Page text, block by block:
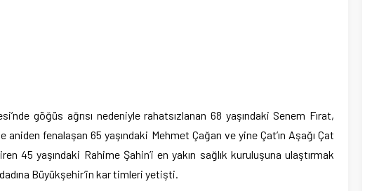
göğüs ağrısı nedeniyle rahatsızlanan 68 yaşındaki Senem Fırat,
aniden fenalaşan 65 yaşındaki Mehmet Çağan ve yine Çat’ın Aşağı Çat
45 yaşındaki Rahime Şahin’i en yakın sağlık kuruluşuna ulaştırmak
Büyükşehir’in kar timleri yetişti.